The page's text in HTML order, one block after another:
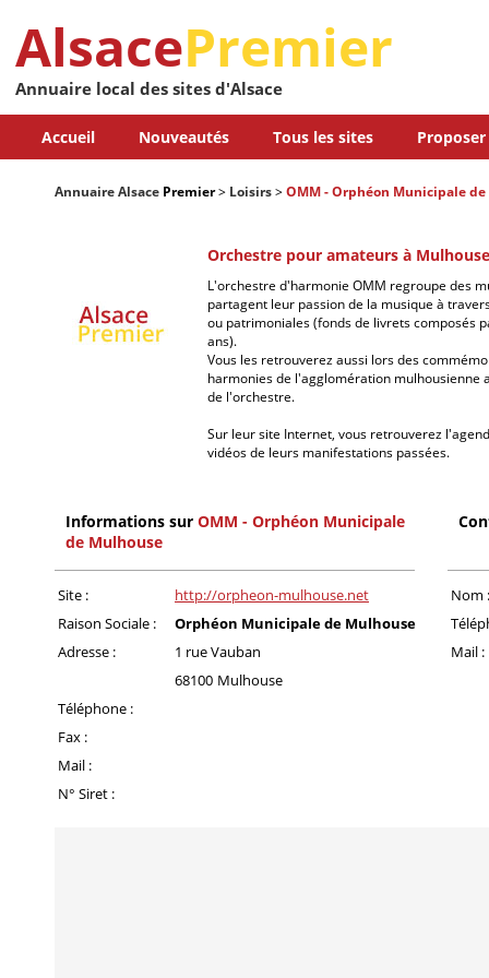
AlsacePremier
Annuaire local des sites d'Alsace
Accueil Nouveautés Tous les sites
Annuaire Alsace Premier> Loisirs>OMM - Orphéon Municipale
Orchestre pour amateurs à Mulhouse
L'orchestre d'harmonie OMM regroupe des
partagent leur passion de la musique à
ou patrimoniales (fonds de livrets composés
ans).
Vous les retrouverez aussi lors des
harmonies de l'agglomération mulhousienne
de l'orchestre.
Sur leur site Internet, vous retrouverez
vidéos de leurs manifestations passées.
Informations sur OMM - Orphéon Municipale
de Mulhouse
Site :
http://orpheon-mulhouse.net
Raison Sociale :
Orphéon Municipale de Mulhouse
Adresse :
1 rue Vauban
68100 Mulhouse
Téléphone :
Fax :
Mail :
N° Siret :
Nom :
Mail :